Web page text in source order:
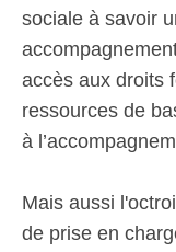
sociale à savoir
accès aux droits
ressources de
à
Mais aussi
de prise en